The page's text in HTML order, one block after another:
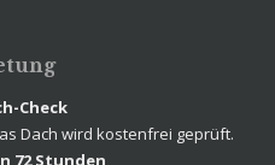
Check
Dach wird kostenfrei geprüft.
72 Stunden